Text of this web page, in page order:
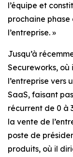
l’équipe et
prochaine
l’entreprise. »
Jusqu’à
Secureworks,
l’entreprise vers
SaaS, faisant
récurrent de 0 à
la vente de
poste de
produits, où il